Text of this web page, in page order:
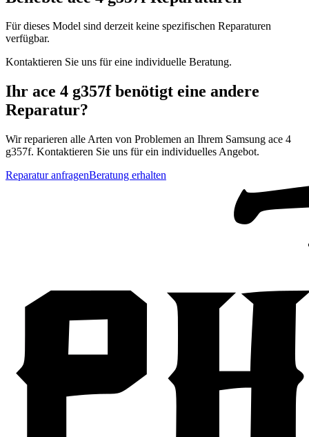
Für dieses Model sind derzeit keine spezifischen Reparaturen
verfügbar.
Kontaktieren Sie uns für eine individuelle Beratung.
Ihr ace 4 g357fbenötigt eine andere
Reparatur?
Wir reparieren alle Arten von Problemen an Ihrem Samsung ace 4
g357f. Kontaktieren Sie uns für ein individuelles Angebot.
Reparatur anfragenBeratung erhalten